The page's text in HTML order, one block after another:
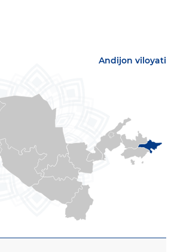
Andijon viloyati